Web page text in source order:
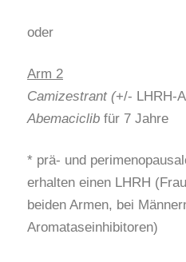
oder
Arm 2
Camizestrant (+/- LHRH-
Abemaciclib für 7 Jahre
* prä- und
erhalten einen LHRH
beiden Armen, bei
Aromataseinhibitoren)